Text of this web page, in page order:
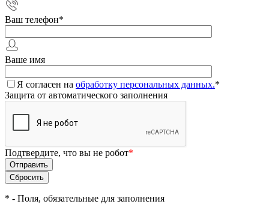
Ваш телефон*
Ваше имя
Я согласен на обработку персональных данных.*
Защита от автоматического заполнения
Подтвердите, что вы не робот*
* - Поля, обязательные для заполнения